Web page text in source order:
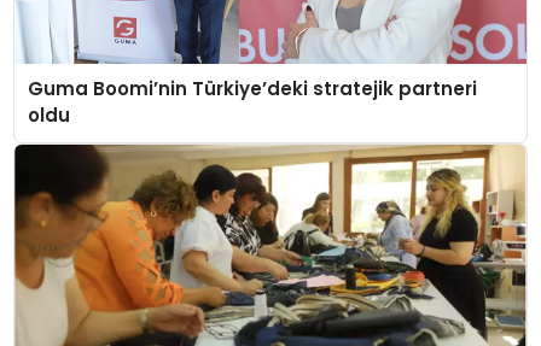
Guma Boomi’nin Türkiye’deki stratejik partneri
oldu